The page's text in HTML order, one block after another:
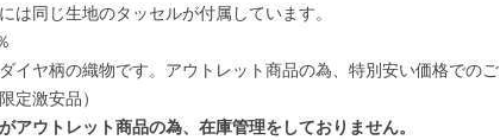
は同じ生地のタッセルが付属しています。
イヤ柄の織物です。 アウトレット商品の為、特別安い価格でのご
定激安品）
アウトレット商品の為、在庫管理をしておりません。